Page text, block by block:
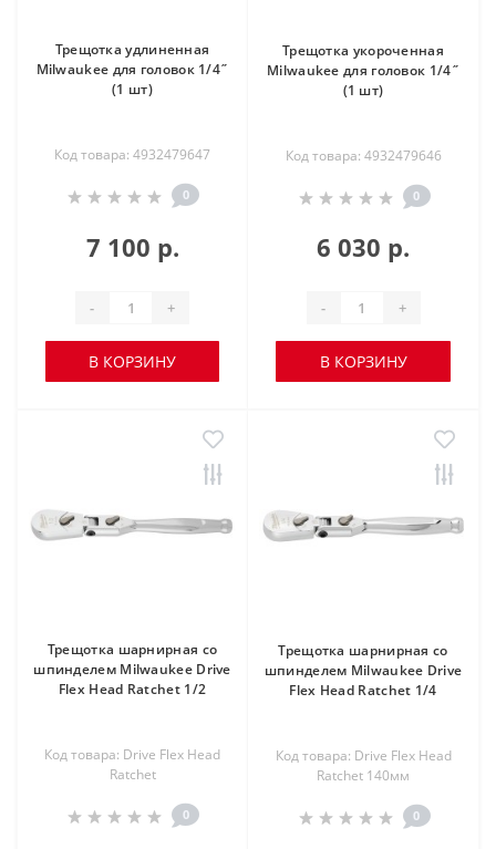
Трещотка удлиненная
Milwaukee для головок 1/4˝
(1 шт)
Код товара: 4932479647
0
7 100 р.
- +
В КОРЗИНУ
Трещотка укороченная
Milwaukee для головок 1/4˝
(1 шт)
Код товара: 4932479646
0
6 030 р.
- +
В КОРЗИНУ
Трещотка шарнирная со
шпинделем Milwaukee Drive
Flex Head Ratchet 1/2
Код товара: Drive Flex Head
Ratchet
0
Трещотка шарнирная со
шпинделем Milwaukee Drive
Flex Head Ratchet 1/4
Код товара: Drive Flex Head
Ratchet 140мм
0